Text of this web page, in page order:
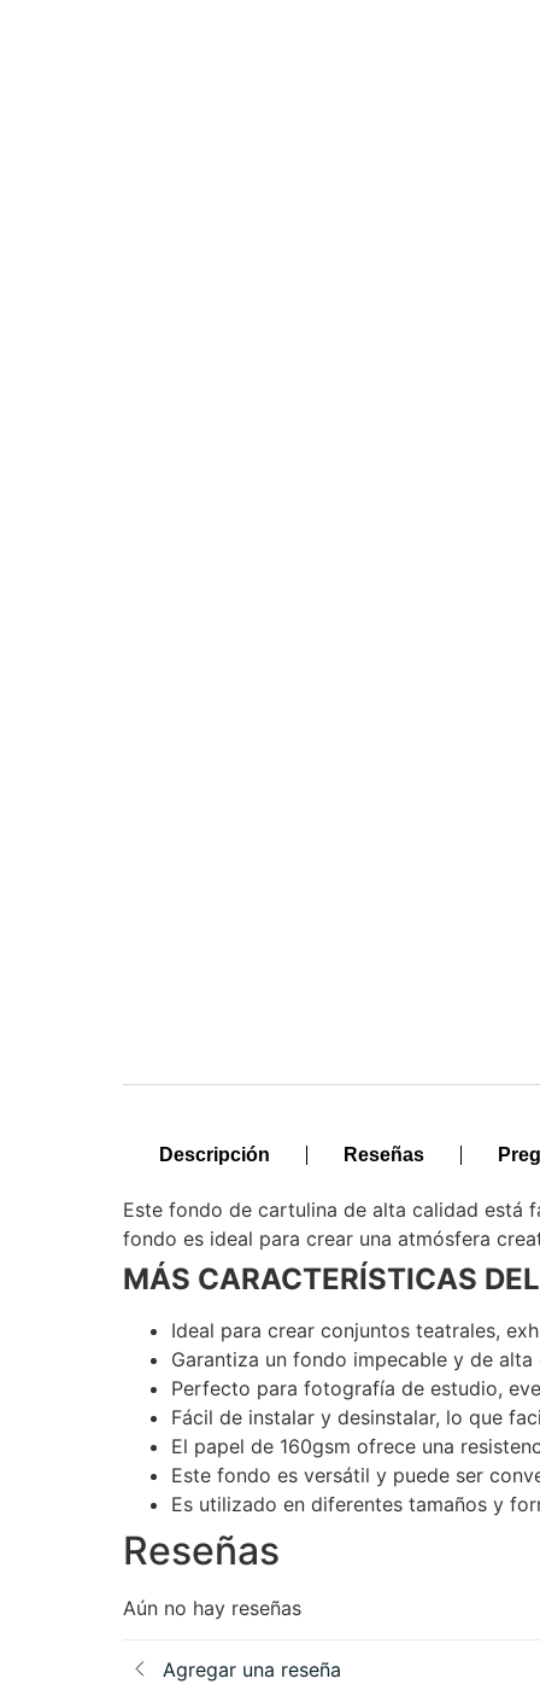
Descripción Reseñas
Este fondo de cartulina de alta calidad está
fondo es ideal para crear una atmósfera
MÁS CARACTERÍSTICAS
Ideal para crear conjuntos teatrales,
Garantiza un fondo impecable y de
Perfecto para fotografía de estudio,
Fácil de instalar y desinstalar, lo que
El papel de 160gsm ofrece una
Este fondo es versátil y puede ser
Es utilizado en diferentes tamaños y
Reseñas
Aún no hay reseñas
Agregar una reseña